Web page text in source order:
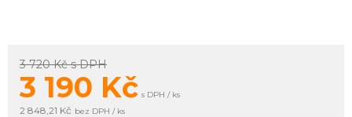
3 720 Kčs DPH
3 190 Kč s DPH / ks
2 848,21 Kč bez DPH / ks